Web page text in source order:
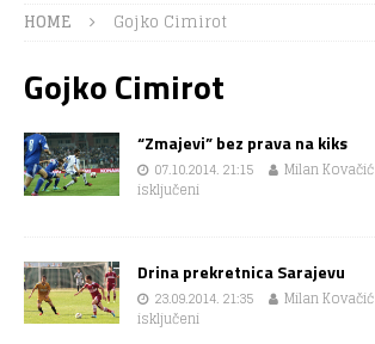
HOME Gojko Cimirot
Gojko Cimirot
“Zmajevi” bez prava na kiks
07.10.2014. 21:15 Milan Kovačić
isključeni
Drina prekretnica Sarajevu
23.09.2014. 21:35 Milan Kovačić
isključeni